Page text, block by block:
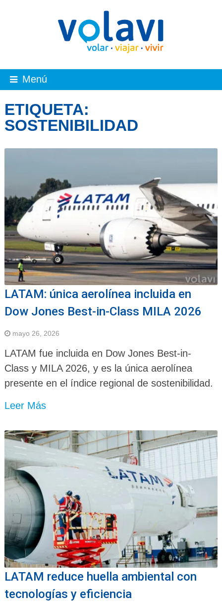
Menú
ETIQUETA:
SOSTENIBILIDAD
LATAM: única aerolínea incluida en
Dow Jones Best-in-Class MILA 2026
mayo 26, 2026
LATAM fue incluida en Dow Jones Best-in-
Class y MILA 2026, y es la única aerolínea
presente en el índice regional de sostenibilidad.
Leer Más
LATAM reduce huella ambiental con
tecnologías y eficiencia